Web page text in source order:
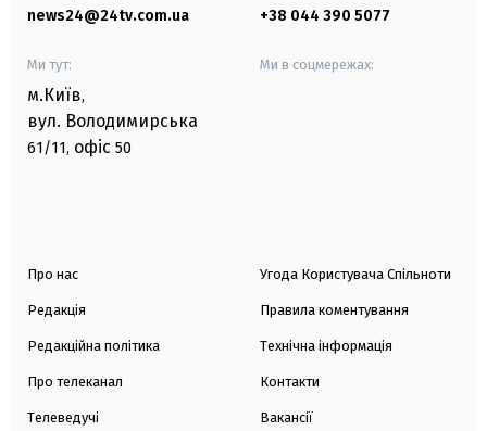
news24@24tv.com.ua +38 044 390 5077
Ми тут:
м.Київ,
вул. Володимирська
61/11, офіс 50
Ми в соцмережах:
Про нас
Редакція
Редакційна політика
Про телеканал
Телеведучі
Угода Користувача Спільноти
Правила коментування
Технічна інформація
Контакти
Вакансії